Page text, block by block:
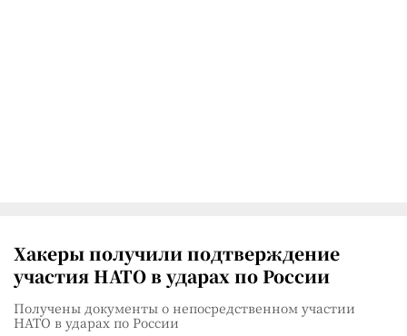
Хакеры получили подтверждение
участия НАТО в ударах по России
Получены документы о непосредственном участии
НАТО в ударах по России